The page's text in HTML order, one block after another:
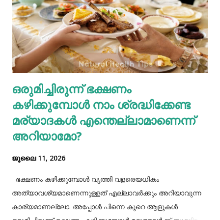
വീർക്കുക തുടങ്ങിയവയെല്ലാം ഗ്യാസ്ട്രബിളിന്റെ പ്രധാന
ലക്ഷണങ്ങളിൽ ചിലതാണ്. നമ്മുടെ ജീവിതരീതികളിൽ അല്പം
നല്ല മാറ്റങ്ങൾ വരുത്തുന്നത് കൊണ്ട് ഇത്തരം
ഗ്യാസ്ട്രബിലിനെ നമുക്ക് ഇല്ലാതാക്കാം.ഫാസ്റ്റ് ഫുഡ്, ജങ്ക്
ഫുഡ് ഭക്ഷണങ്ങൾ, സ്നാക്സുകൾ തുടങ്ങിയവയെല്ലാം
ശരീരത്തിന് വലിയ ബുദ്ധിമുട്ടുകളാണ് ഉണ്ടാക്കുക.
പുകവലിയും മദ്യപാനവും ശരീരത്തിന് മാരകരോഗങ്ങൾ മാ...
ഒരുമിച്ചിരുന്ന് ഭക്ഷണം
കഴിക്കുമ്പോൾ നാം ശ്രദ്ധിക്കേണ്ട
മര്യാദകൾ എന്തെല്ലാമാണെന്ന്
അറിയാമോ?
ജൂലൈ 11, 2026
ഭക്ഷണം കഴിക്കുമ്പോൾ വൃത്തി വളരെയധികം
അത്യാവശ്യമാണെന്നുള്ളത് എല്ലാവർക്കും അറിയാവുന്ന
കാര്യമാണല്ലോ. അപ്പോൾ പിന്നെ കുറെ ആളുകൾ